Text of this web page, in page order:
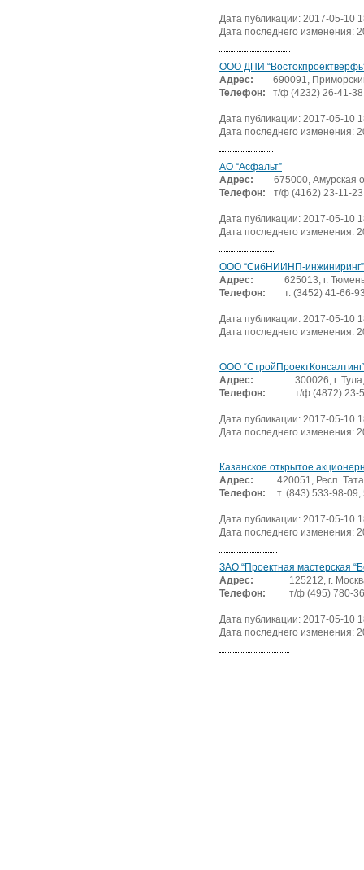
Дата публикации: 2017-05-10
Дата последнего изменения:
ООО ДПИ
Адрес:
690091,
Телефон:
т/ф (4232) 26-41-
Дата публикации: 2017-05-10
Дата последнего изменения:
АО “Асфальт”
Адрес:
675000, Амурская
Телефон:
т/ф (4162) 23-11-
Дата публикации: 2017-05-10
Дата последнего изменения:
ООО “СибНИИНП-инжиниринг”
Адрес:
625013, г.
Телефон:
т. (3452) 41-66-
Дата публикации: 2017-05-10
Дата последнего изменения:
ООО
Адрес:
300026, г.
Телефон:
т/ф (4872) 23-
Дата публикации: 2017-05-10
Дата последнего изменения:
Казанское открытое
Адрес:
420051, Респ.
Телефон:
т. (843) 533-98-
Дата публикации: 2017-05-10
Дата последнего изменения:
ЗАО “Проектная мастерская
Адрес:
125212, г.
Телефон:
т/ф (495) 780-
Дата публикации: 2017-05-10
Дата последнего изменения: